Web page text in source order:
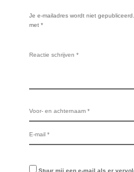
Je e-mailadres wordt niet gepubliceerd.
met *
Stuur mij een e-mail als er